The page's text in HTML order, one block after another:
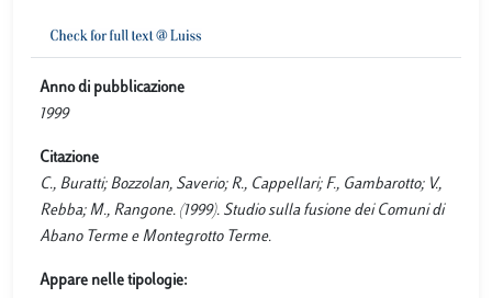
Anno di pubblicazione
1999
Citazione
C., Buratti; Bozzolan, Saverio; R., Cappellari; F., Gambarotto; V.,
Rebba; M., Rangone. (1999). Studio sulla fusione dei Comuni di
Abano Terme e Montegrotto Terme.
Appare nelle tipologie: